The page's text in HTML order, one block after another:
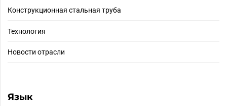
Конструкционная стальная труба
Технология
Новости отрасли
Язык